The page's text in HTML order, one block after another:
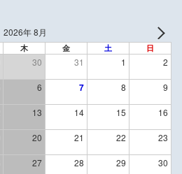
2026年 8月
木 金 土 日
30 31 1 2
6 7 8 9
13 14 15 16
20 21 22 23
27 28 29 30